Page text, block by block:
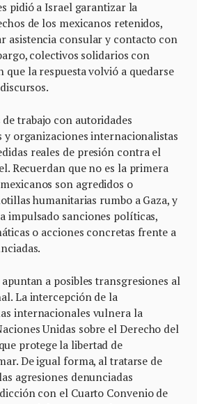
pidió a Israel garantizar la
de los mexicanos retenidos,
asistencia consular y contacto con
colectivos solidarios con
que la respuesta volvió a quedarse
trabajo con autoridades
y organizaciones internacionalistas
reales de presión contra el
Recuerdan que no es la primera
son agredidos o
humanitarias rumbo a Gaza, y
impulsado sanciones políticas,
o acciones concretas frente a
a posibles transgresiones al
La intercepción de la
internacionales vulnera la
Unidas sobre el Derecho del
protege la libertad de
De igual forma, al tratarse de
agresiones denunciadas
con el Cuarto Convenio de